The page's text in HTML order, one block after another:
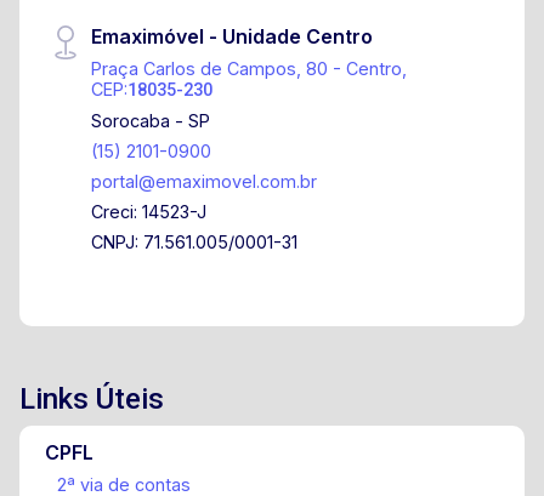
Emaximóvel - Unidade Centro
Praça Carlos de Campos, 80 - Centro,
CEP:18035-230
Sorocaba - SP
(15) 2101-0900
portal@emaximovel.com.br
Creci: 14523-J
CNPJ: 71.561.005/0001-31
Links Úteis
CPFL
2ª via de contas